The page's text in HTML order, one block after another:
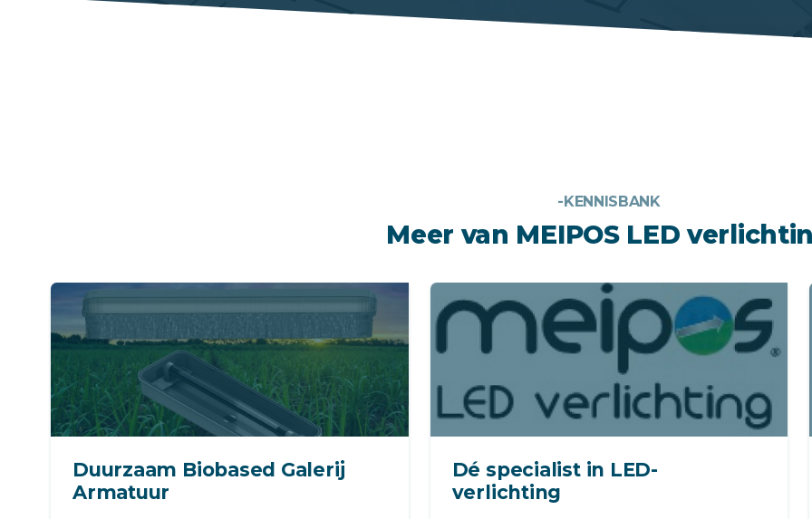
-KENNISBANK
Meer van MEIPOS LED
Duurzaam Biobased Galerij
Armatuur
Dé specialist in LED-
verlichting